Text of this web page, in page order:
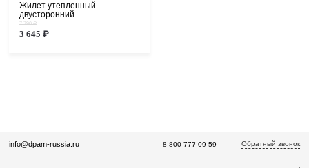
Жилет утепленный
двусторонний
7 290 ₽
3 645 ₽
info@dpam-russia.ru 8 800 777-09-59 Обратный звонок